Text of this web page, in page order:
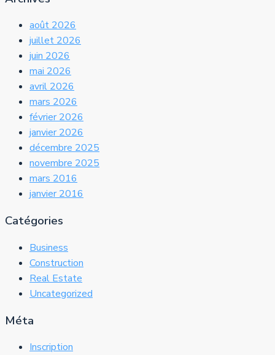
août 2026
juillet 2026
juin 2026
mai 2026
avril 2026
mars 2026
février 2026
janvier 2026
décembre 2025
novembre 2025
mars 2016
janvier 2016
Catégories
Business
Construction
Real Estate
Uncategorized
Méta
Inscription